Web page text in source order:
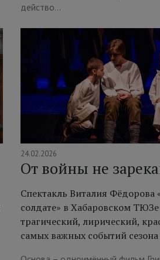
действо…
24.02.2026
От войны не
Спектакль Виталия Фёдорова
солдате» в Хабаровском
трагический, лирический,
самых важных событий